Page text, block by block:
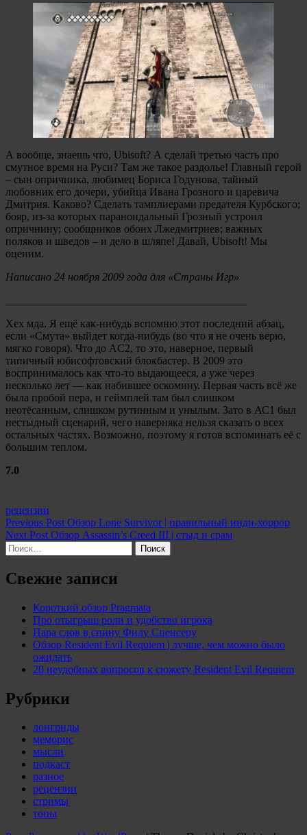
А вообще, знаешь что, Ubisoft? А сделай третью часть про
смутное время на Руси? Там же такое раздолье! Главный герой
– сын опричника, любимец Бориса Годунова, тайный
любовник его дочери, убийца Ивана Грозного и царевича
Дмитрия. Каково? Сделать тамплиерами предателя Курбского;
бояр, из-за которых параноидальный Грозный устроил
опричнину; сообщников обоих Лжедмитриев; важных
поляков и шведов – и дело в шляпе! Давай, Ubisoft! Мы
оценим.
Написано 24 ноября 2009 года для «Страны Игр»
Хех мда. Я ещё как-нибудь вспомню этот последний абзац,
если «Смута» выйдет когда-нибудь (во что я не очень верю,
мягко говоря). Что до AC2, то это, наверное, первый
типичный юбисофтовский блокбастер. В 2009 это
воспринималось как что-то выдающееся, а уже через
несколько лет — как набившее оскомину. Первая часть всё же
была пробой пера, и геймплей там был слишком
неотёсанным, слишком рутинным и унылым. Зато в АС1 был
нестыдный сценарий, чего наверняка нельзя сказать о всех
остальных частях. Возможно, поэтому я готов вспоминать её с
большим теплом.
7.0
Categories:
рецензии
Навигация
по
записям
Previous Post Обзор Lone Survivor | правильный инди-хоррор
Next Post Обзор Assassin’s Creed III | стыд и срам
Найти:
Свежие записи
Короткий обзор Pragmata
Про отыгрыш роли и удобство игрока
Пара слов в спину Филу Спенсеру
Обзор Resident Evil Requiem | лучше, чем можно было
ожидать
20 неудобных вопросов к сюжету Resident Evil Requiem
Рубрики
лонгриды
меморис
мысли
подкаст
разное
рецензии
стримы
топы